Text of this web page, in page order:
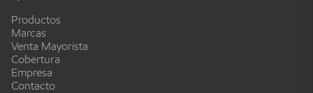
Productos
Marcas
Venta Mayorista
Cobertura
Empresa
Contacto